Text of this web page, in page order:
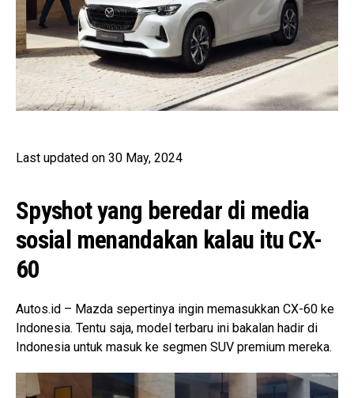
Last updated on 30 May, 2024
Spyshot yang beredar di media
sosial menandakan kalau itu CX-
60
Autos.id – Mazda sepertinya ingin memasukkan CX-60 ke
Indonesia. Tentu saja, model terbaru ini bakalan hadir di
Indonesia untuk masuk ke segmen SUV premium mereka.